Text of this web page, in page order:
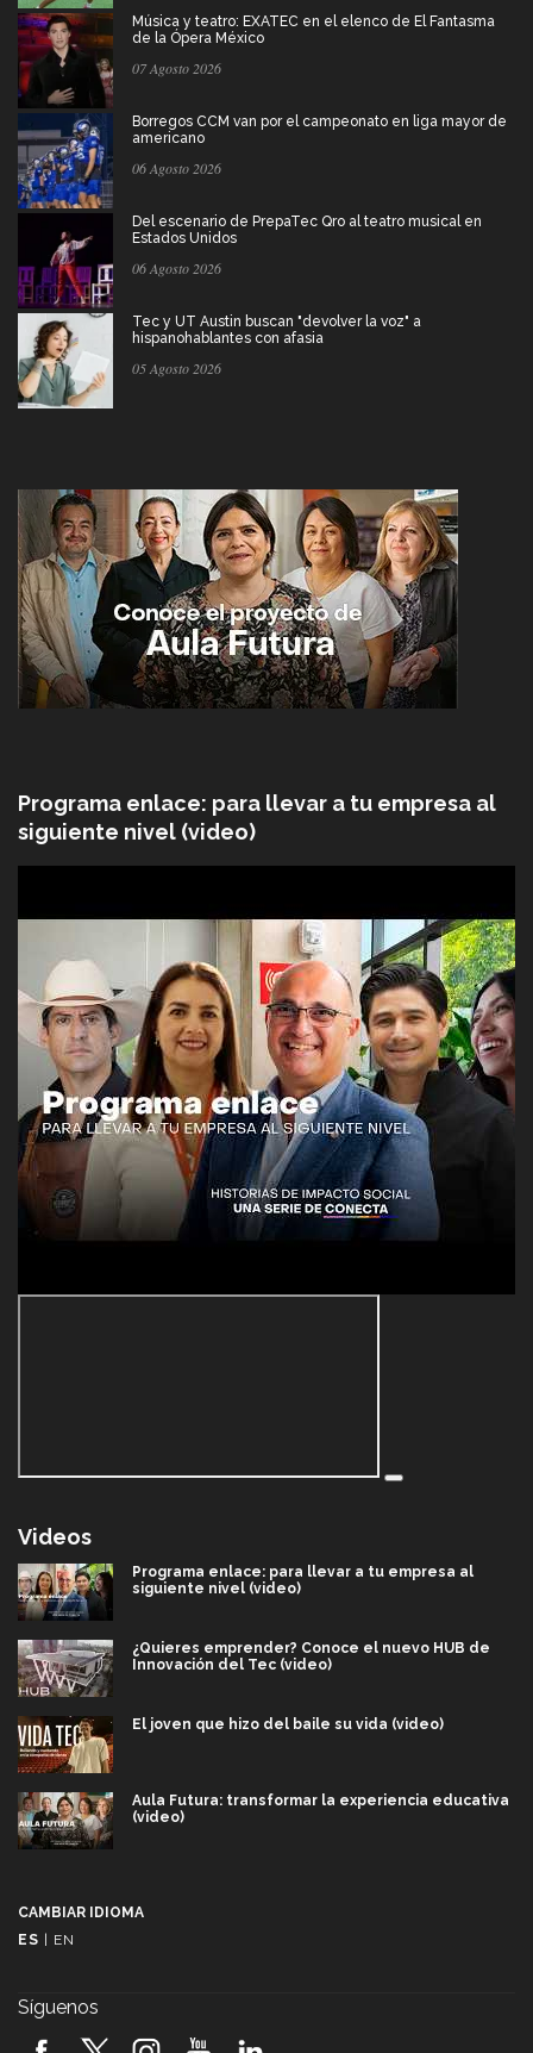
Música y teatro: EXATEC en el elenco de El Fantasma
de la Ópera México
07 Agosto 2026
Borregos CCM van por el campeonato en liga mayor de
americano
06 Agosto 2026
Del escenario de PrepaTec Qro al teatro musical en
Estados Unidos
06 Agosto 2026
Tec y UT Austin buscan "devolver la voz" a
hispanohablantes con afasia
05 Agosto 2026
Programa enlace: para llevar a tu empresa al
siguiente nivel (video)
Videos
Programa enlace: para llevar a tu empresa al
siguiente nivel (video)
¿Quieres emprender? Conoce el nuevo HUB de
Innovación del Tec (video)
El joven que hizo del baile su vida (video)
Aula Futura: transformar la experiencia educativa
(video)
2026! (video)
CAMBIAR IDIOMA
ES
EN
Síguenos